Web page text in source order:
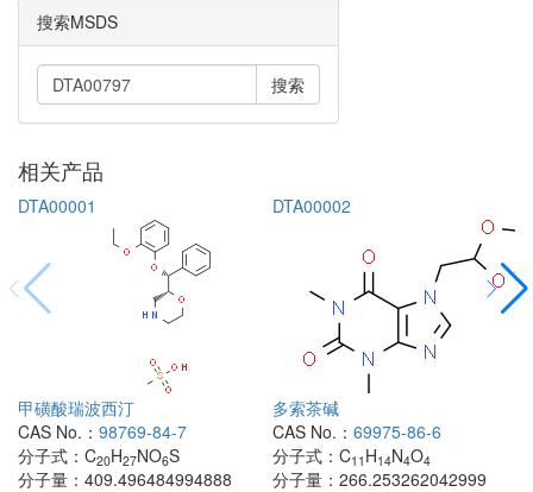
搜索MSDS
搜索
相关产品
DTA00001
甲磺酸瑞波西汀
CAS No.： 98769-84-7
分子式： C20H27NO6S
分子量： 409.496484994888
DTA00002
多索茶碱
CAS No.： 69975-86-6
分子式： C11 H14N4O4
分子量： 266.253262042999